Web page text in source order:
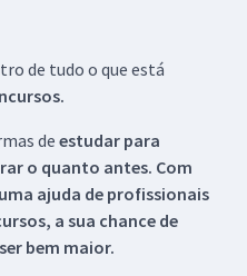
de tudo o que está
de estudar para
o quanto antes. Com
ajuda de profissionais
a sua chance de
bem maior.